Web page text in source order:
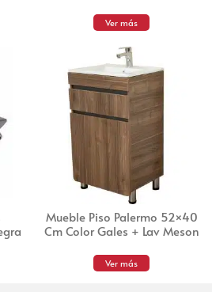
Ver más
Mueble Piso Palermo 52×40
Cm Color Gales + Lav Meson
Ver más